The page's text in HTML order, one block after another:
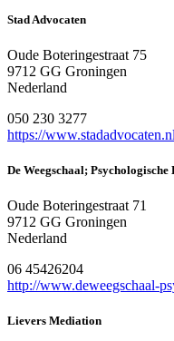
Stad Advocaten
Oude Boteringestraat 75
9712 GG Groningen
Nederland
050 230 3277
https://
De Weegschaal; Psychologische
Oude Boteringestraat 71
9712 GG Groningen
Nederland
06 45426204
http://www.deweegschaal-
Lievers Mediation